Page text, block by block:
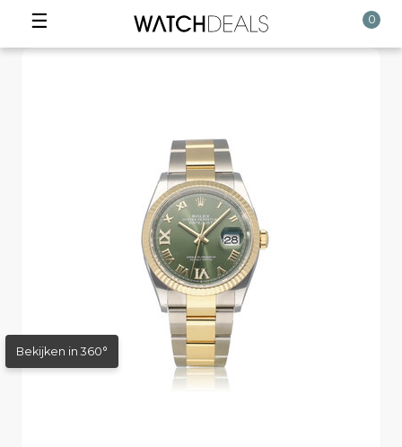
☰ 0
Bekijken in 360°